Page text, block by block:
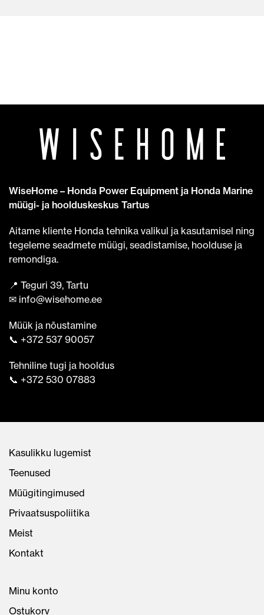
WiseHome – Honda Power Equipment ja Honda Marine
müügi- ja hoolduskeskus Tartus
Aitame kliente Honda tehnika valikul ja kasutamisel ning
tegeleme seadmete müügi, seadistamise, hoolduse ja
remondiga.
📍 Teguri 39, Tartu
✉ info@wisehome.ee
Müük ja nõustamine
📞 +372 537 90057
Tehniline tugi ja hooldus
📞 +372 530 07883
Kasulikku lugemist
Teenused
Müügitingimused
Privaatsuspoliitika
Meist
Kontakt
Minu konto
Ostukorv